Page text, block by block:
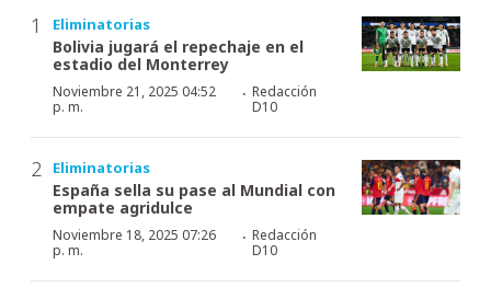
Eliminatorias
Bolivia jugará el repechaje en el
estadio del Monterrey
Noviembre 21, 2025 04:52
p. m.
·Redacción
D10
Eliminatorias
España sella su pase al Mundial con
empate agridulce
Noviembre 18, 2025 07:26
p. m.
·Redacción
D10